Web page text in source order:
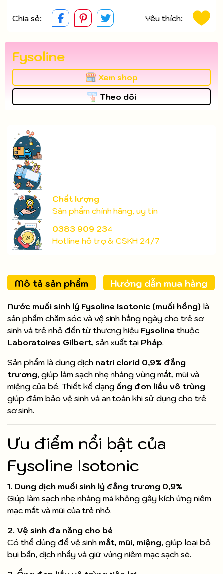
Chia sẻ: Yêu thích:
Fysoline
Xem shop
Theo dõi
Chất lượng
Sản phẩm chính hãng, uy tín
0383 909 234
Hotline hỗ trợ & CSKH 24/7
Mô tả sản phẩm Hướng dẫn mua hàng
Nước muối sinh lý Fysoline Isotonic (muối hồng) là
sản phẩm chăm sóc và vệ sinh hằng ngày cho trẻ sơ
sinh và trẻ nhỏ đến từ thương hiệu Fysoline thuộc
Laboratoires Gilbert, sản xuất tại Pháp.
Sản phẩm là dung dịch natri clorid 0,9% đẳng
trương, giúp làm sạch nhẹ nhàng vùng mắt, mũi và
miệng của bé. Thiết kế dạng ống đơn liều vô trùng
giúp đảm bảo vệ sinh và an toàn khi sử dụng cho trẻ
sơ sinh.
Ưu điểm nổi bật của
Fysoline Isotonic
1. Dung dịch muối sinh lý đẳng trương 0,9%
Giúp làm sạch nhẹ nhàng mà không gây kích ứng niêm
mạc mắt và mũi của trẻ nhỏ.
2. Vệ sinh đa năng cho bé
Có thể dùng để vệ sinh mắt, mũi, miệng, giúp loại bỏ
bụi bẩn, dịch nhầy và giữ vùng niêm mạc sạch sẽ.